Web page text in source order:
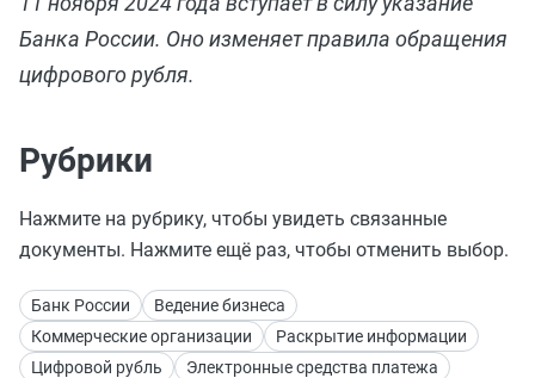
Банка России. Оно изменяет правила обращения
цифрового рубля.
Рубрики
Нажмите на рубрику, чтобы увидеть связанные
документы. Нажмите ещё раз, чтобы отменить выбор.
Банк России
Ведение бизнеса
Коммерческие организации
Раскрытие информации
Цифровой рубль
Электронные средства платежа